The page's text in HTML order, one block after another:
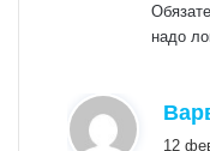
надо
12